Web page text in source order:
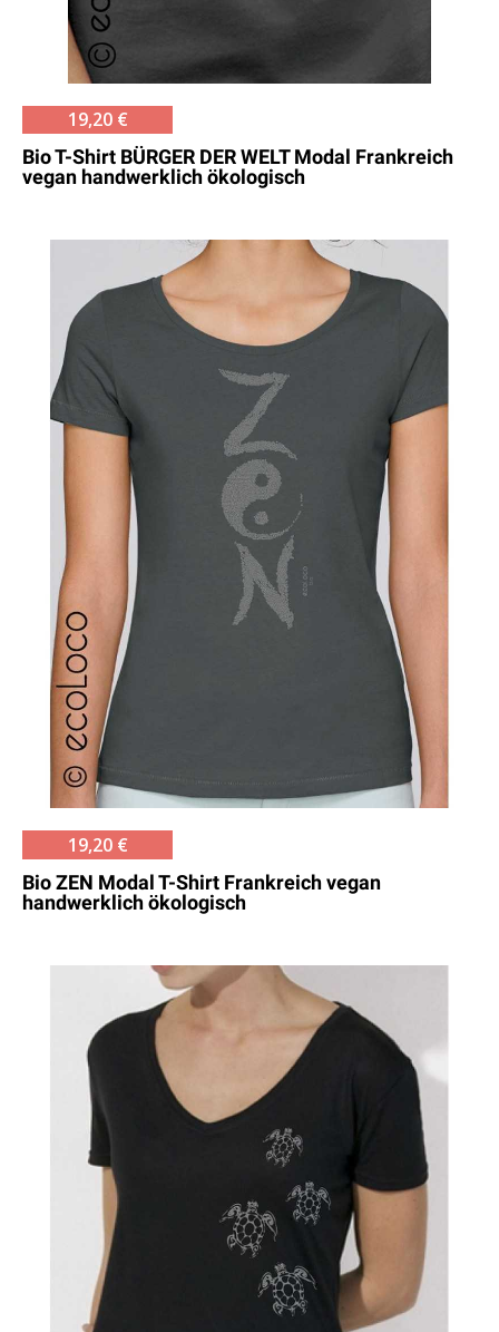
19,20 €
Bio T-Shirt BÜRGER DER WELT Modal Frankreich
vegan handwerklich ökologisch
19,20 €
Bio ZEN Modal T-Shirt Frankreich vegan
handwerklich ökologisch